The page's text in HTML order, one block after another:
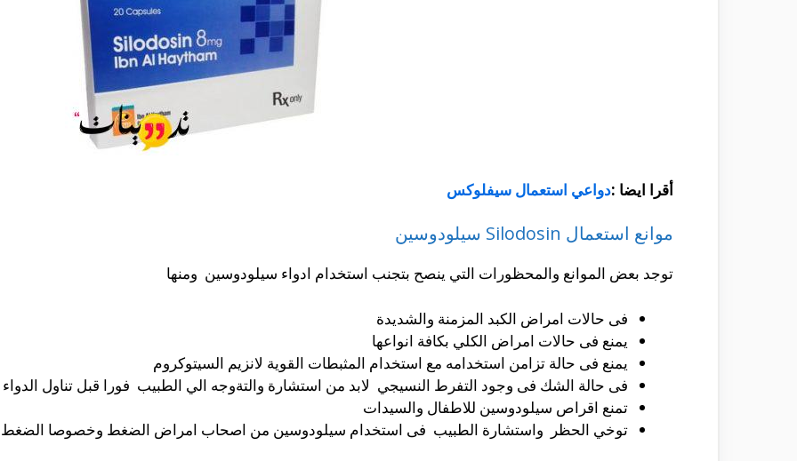
أقرا ايضا :دواعي استعمال سيفلوكس
موانع استعمال Silodosin سيلودوسين
توجد بعض الموانع والمحظورات التي ينصح بتجنب استخدام ادواء سيلودوسين ومنها
فى حالات امراض الكبد المزمنة والشديدة
يمنع فى حالات امراض الكلي بكافة انواعها
يمنع فى حالة تزامن استخدامه مع استخدام المثبطات القوية لانزيم السيتوكروم
فى حالة الشك فى وجود التفرط النسيجي لابد من استشارة والتةوجه الي الطبيب فورا قبل تناول الدواء
تمنع اقراص سيلودوسين للاطفال والسيدات
توخي الحظر واستشارة الطبيب فى استخدام سيلودوسين من اصحاب امراض الضغط وخصوصا